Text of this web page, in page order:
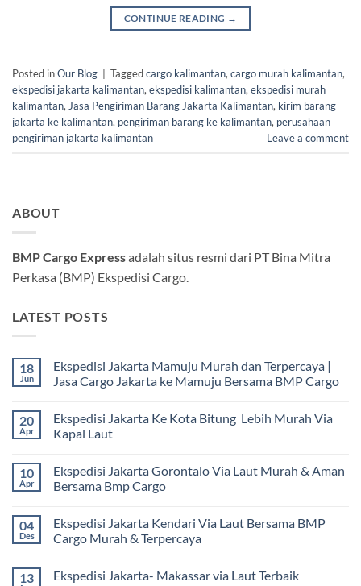
CONTINUE READING →
Posted inOur Blog Taggedcargo kalimantan,cargo murah kalimantan,
ekspedisi jakarta kalimantan,ekspedisi kalimantan,ekspedisi murah
kalimantan,Jasa Pengiriman Barang Jakarta Kalimantan, kirim barang
jakarta ke kalimantan, pengiriman barang ke kalimantan, perusahaan
pengiriman jakarta kalimantan
Leave a comment
ABOUT
BMP Cargo Expressadalah situs resmi dari PT Bina Mitra
Perkasa (BMP) Ekspedisi Cargo.
LATEST POSTS
18
Jun
Ekspedisi Jakarta Mamuju Murah dan Terpercaya |
Jasa Cargo Jakarta ke Mamuju Bersama BMP Cargo
komentar
pada
Ekspedisi
Murah
dan
Terpercaya
Cargo
Jakarta
ke
BMP
20
Apr
Ekspedisi Jakarta Ke Kota Bitung Lebih Murah Via
Kapal Laut
komentar
pada
Ekspedisi
Kota
Bitung
Lebih
Kapal
10
Apr
Ekspedisi Jakarta Gorontalo Via Laut Murah & Aman
Bersama Bmp Cargo
komentar
pada
Ekspedisi
Via
04
Des
Ekspedisi Jakarta Kendari Via Laut Bersama BMP
Cargo Murah & Terpercaya
komentar
13
Ekspedisi Jakarta- Makassar via Laut Terbaik